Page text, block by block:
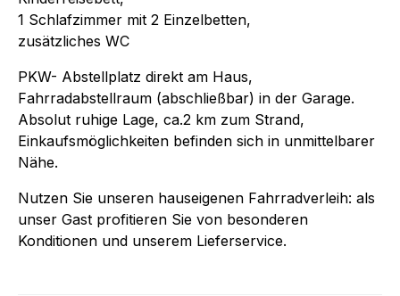
1 Schlafzimmer mit 2 Einzelbetten,
zusätzliches WC
PKW- Abstellplatz direkt am Haus,
Fahrradabstellraum (abschließbar) in der Garage.
Absolut ruhige Lage, ca.2 km zum Strand,
Einkaufsmöglichkeiten befinden sich in unmittelbarer
Nähe.
Nutzen Sie unseren hauseigenen Fahrradverleih: als
unser Gast profitieren Sie von besonderen
Konditionen und unserem Lieferservice.